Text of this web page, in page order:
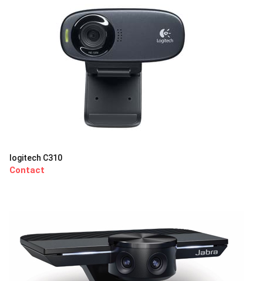
logitech C310
Contact